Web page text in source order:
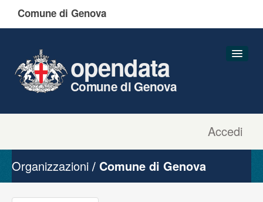
Comune di Genova
Accedi
opendata
Comune di Genova
Gruppi
Organizzazioni Comune di Genova